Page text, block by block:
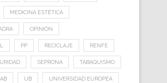
MEDICINA ESTÉTICA
OPINIÓN
PP RECICLAJE RENFE
SEPRONA TABAQUISMO
UB UNIVERSIDAD EUROPEA